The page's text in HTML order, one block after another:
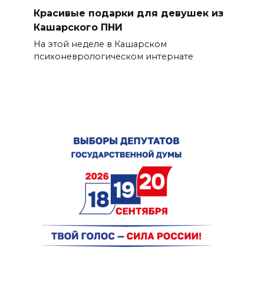
Красивые подарки для девушек из
Кашарского ПНИ
На этой неделе в Кашарском
психоневрологическом интернате